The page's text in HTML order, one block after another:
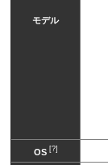
モデル
OS[?]